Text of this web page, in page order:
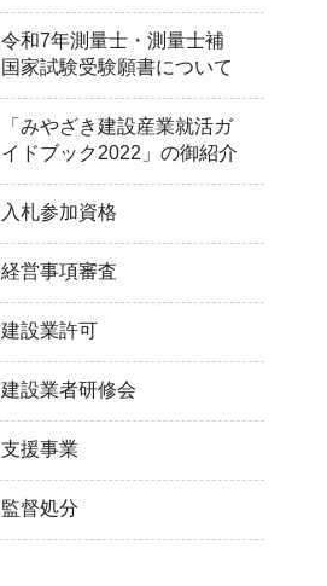
令和7年測量士・測量士補
国家試験受験願書について
「みやざき建設産業就活ガ
イドブック2022」の御紹介
入札参加資格
経営事項審査
建設業許可
建設業者研修会
支援事業
監督処分